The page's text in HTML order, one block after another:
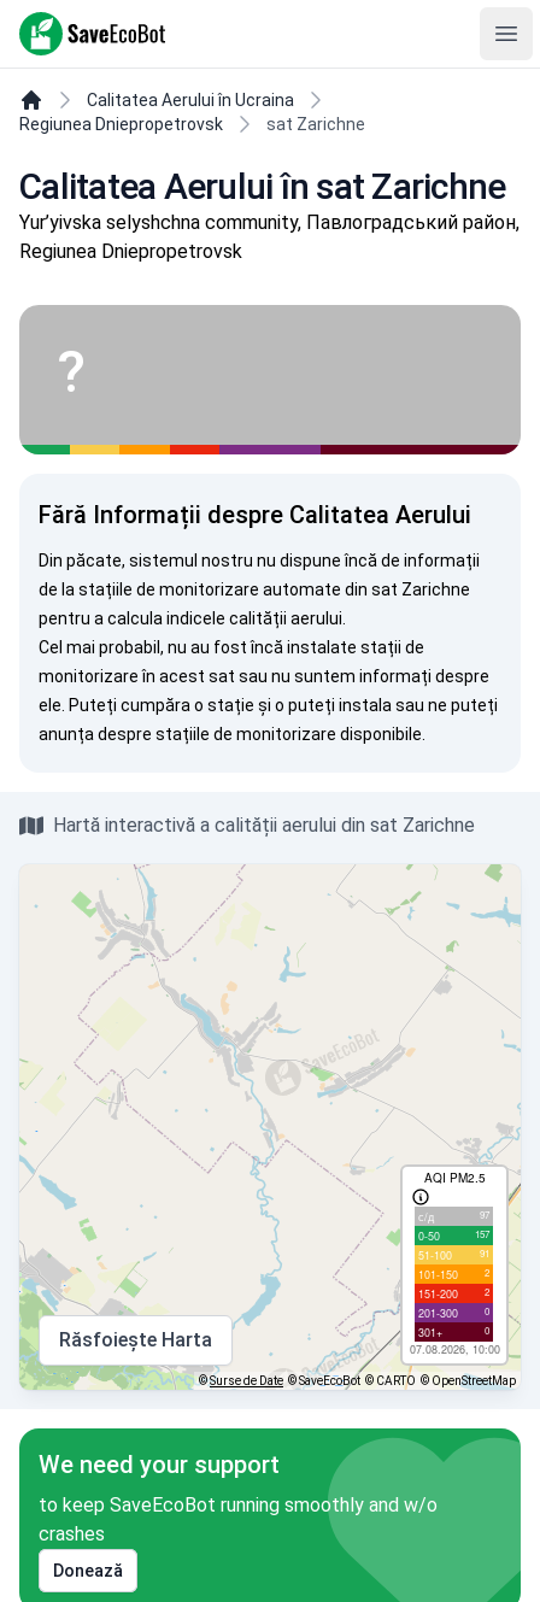
SaveEcoBot
Calitatea Aerului în Ucraina
Regiunea Dniepropetrovsk
sat Zarichne
Calitatea Aerului în sat Zarichne
Yur’yivska selyshchna community, Павлоградський район,
Regiunea Dniepropetrovsk
?
Fără Informații despre Calitatea Aerului
Din păcate, sistemul nostru nu dispune încă de informații
de la stațiile de monitorizare automate din sat Zarichne
pentru a calcula indicele calității aerului.
Cel mai probabil, nu au fost încă instalate stații de
monitorizare în acest sat sau nu suntem informați despre
ele. Puteți cumpăra o stație și o puteți instala sau ne puteți
anunța despre stațiile de monitorizare disponibile.
Hartă interactivă a calității aerului din sat Zarichne
AQI PM2.5
с/д 97
0-50 157
51-100 91
101-150 2
151-200 2
201-300 0
301+ 0
07.08.2026, 10:00
Răsfoiește Harta
©Surse de Date © SaveEcoBot © CARTO © OpenStreetMap
We need your support
to keep SaveEcoBot running smoothly and w/o
crashes
Donează